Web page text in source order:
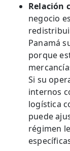
Relación
negocio
Panamá
porque
Si su
internos
logística
puede
régimen